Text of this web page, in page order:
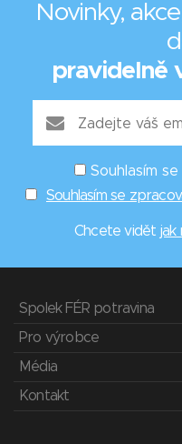
Novinky,
pravidelně
Souhlasím
Souhlasím se
Chcete vidět jak
Spolek FÉR potravina
Pro výrobce
Média
Kontakt